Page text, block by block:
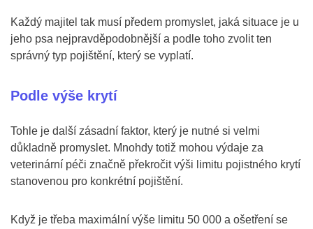
Každý majitel tak musí předem promyslet, jaká situace je u
jeho psa nejpravděpodobnější a podle toho zvolit ten
správný typ pojištění, který se vyplatí.
Podle výše krytí
Tohle je další zásadní faktor, který je nutné si velmi
důkladně promyslet. Mnohdy totiž mohou výdaje za
veterinární péči značně překročit výši limitu pojistného krytí
stanovenou pro konkrétní pojištění.
Když je třeba maximální výše limitu 50 000 a ošetření se